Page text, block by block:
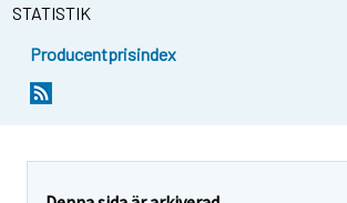
STATISTIK
Producentprisindex